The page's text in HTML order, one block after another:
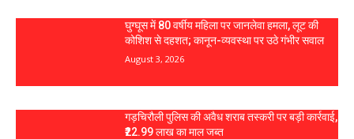
घुग्घूस में 80 वर्षीय महिला पर जानलेवा हमला, लूट की
कोशिश से दहशत; कानून-व्यवस्था पर उठे गंभीर सवाल
August 3, 2026
गड़चिरौली पुलिस की अवैध शराब तस्करी पर बड़ी कार्रवाई,
₹22.99 लाख का माल जब्त